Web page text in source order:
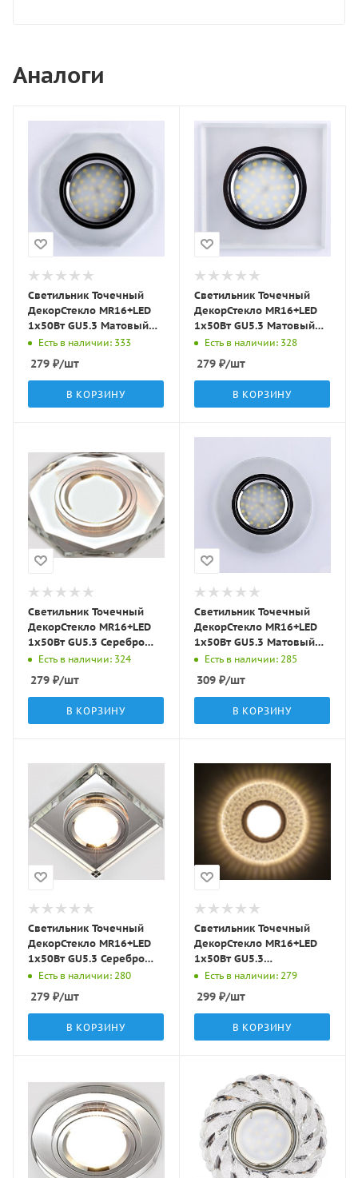
Аналоги
Светильник Точечный
ДекорСтекло MR16+LED
1х50Вт GU5.3 Матовый
D90х10мм IP20 D0801
Есть в наличии: 333
279 ₽/шт
В КОРЗИНУ
Светильник Точечный
ДекорСтекло MR16+LED
1х50Вт GU5.3 Матовый
90х90х10мм IP20 D0001
Есть в наличии: 328
279 ₽/шт
В КОРЗИНУ
Светильник Точечный
ДекорСтекло MR16+LED
1х50Вт GU5.3 Серебро
D95х25мм IP20 D0801L
Есть в наличии: 324
279 ₽/шт
В КОРЗИНУ
Светильник Точечный
ДекорСтекло MR16+LED
1х50Вт GU5.3 Матовый
D90х10мм IP20 D0301
Есть в наличии: 285
309 ₽/шт
В КОРЗИНУ
Светильник Точечный
ДекорСтекло MR16+LED
1х50Вт GU5.3 Серебро
90х90х20мм IP20 D0001L
Есть в наличии: 280
279 ₽/шт
В КОРЗИНУ
Светильник Точечный
ДекорСтекло MR16+LED
1х50Вт GU5.3
Прозрачный D115х25мм
IP20 K1649 LBT
Есть в наличии: 279
299 ₽/шт
В КОРЗИНУ